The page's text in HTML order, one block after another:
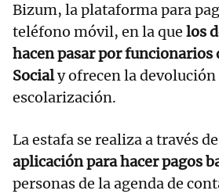
Bizum, la plataforma para
teléfono móvil, en la que los
hacen pasar por funcionarios
Socialy ofrecen la devolución
escolarización.
La estafa se realiza a través de
aplicación para hacer pagos
personas de la agenda de